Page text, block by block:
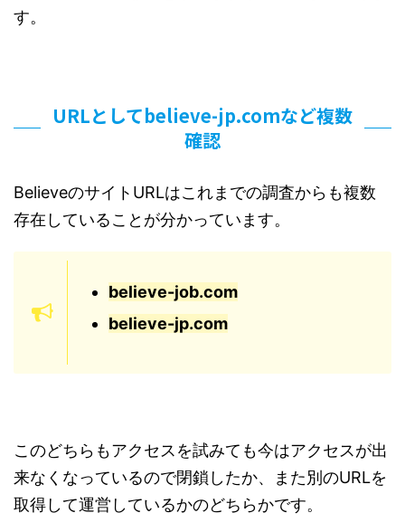
す。
URLとしてbelieve-jp.comなど複数
確認
BelieveのサイトURLはこれまでの調査からも複数
存在していることが分かっています。
believe-job.com
believe-jp.com
このどちらもアクセスを試みても今はアクセスが出
来なくなっているので閉鎖したか、また別のURLを
取得して運営しているかのどちらかです。